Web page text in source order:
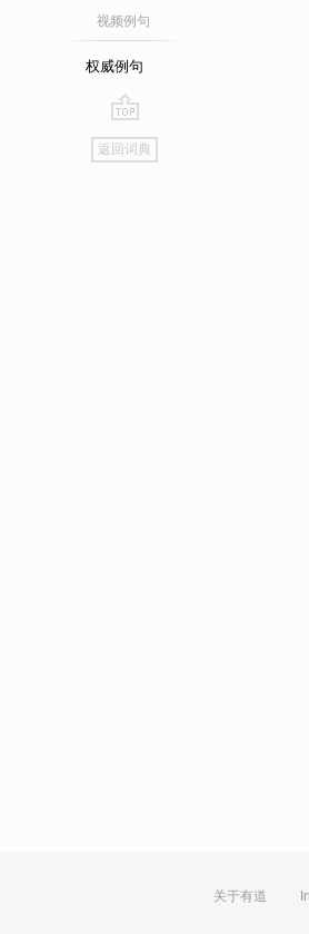
视频例句
权威例句
go
top
返回词典
关于有道